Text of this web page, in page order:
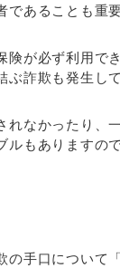
であることも重要
険が必ず利用で
ぶ詐欺も発生し
れなかったり、
ルもありますの
の手口について「